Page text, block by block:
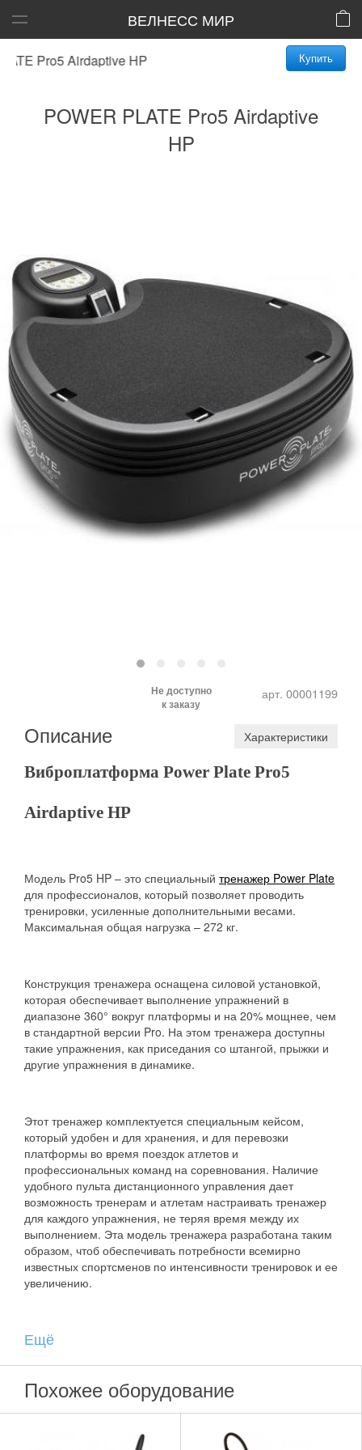
ВЕЛНЕСС МИР
Pro5 Airdaptive HP Купить
POWER PLATE Pro5 Airdaptive
HP
арт. 00001199
Не доступно
к заказу
Описание Характеристики
Виброплатформа Power Plate Pro5
Airdaptive HP
Модель Pro5 HP – это специальный тренажер Power Plate
для профессионалов, который позволяет проводить
тренировки, усиленные дополнительными весами.
Максимальная общая нагрузка – 272 кг.
Конструкция тренажера оснащена силовой установкой,
которая обеспечивает выполнение упражнений в
диапазоне 360° вокруг платформы и на 20% мощнее, чем
в стандартной версии Pro. На этом тренажера доступны
такие упражнения, как приседания со штангой, прыжки и
другие упражнения в динамике.
Этот тренажер комплектуется специальным кейсом,
который удобен и для хранения, и для перевозки
платформы во время поездок атлетов и
профессиональных команд на соревнования. Наличие
удобного пульта дистанционного управления дает
возможность тренерам и атлетам настраивать тренажер
для каждого упражнения, не теряя время между их
выполнением. Эта модель тренажера разработана таким
образом, чтоб обеспечивать потребности всемирно
известных спортсменов по интенсивности тренировок и ее
увеличению.
В домашних условиях этот тренажер станет незаменимым
физического состояния.
Ещё
Похожее оборудование